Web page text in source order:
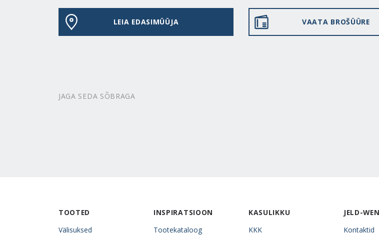
LEIA EDASIMÜÜJA VAATA BROŠÜÜRE
JAGA SEDA SÕBRAGA
TOOTED
Välisuksed
INSPIRATSIOON
Tootekataloog
KASULIKKU
KKK
JELD-WEN
Kontaktid